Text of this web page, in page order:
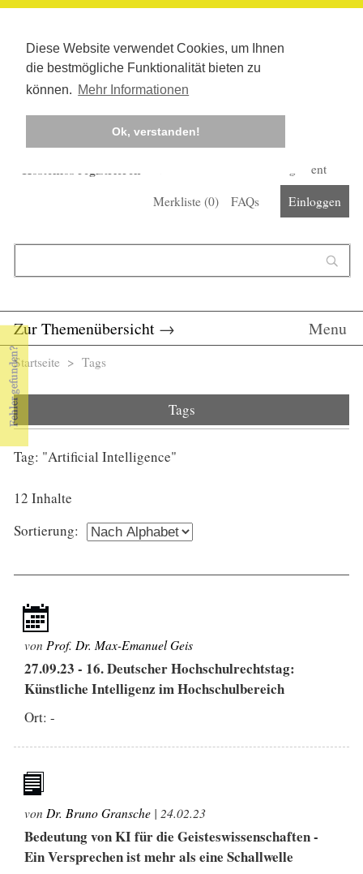
Diese Website verwendet Cookies, um Ihnen
die bestmögliche Funktionalität bieten zu
können. Mehr Informationen
Ok, verstanden!
Kostenlos registrieren
Corona-Management
Merkliste (0) FAQs Einloggen
Zur Themenübersicht → Menu
Sie sind hier
Startseite > Tags
Tags
Tag: "Artificial Intelligence"
12 Inhalte
Sortierung:
von Prof. Dr. Max-Emanuel Geis
27.09.23 - 16. Deutscher Hochschulrechtstag:
Künstliche Intelligenz im Hochschulbereich
Ort: -
von Dr. Bruno Gransche | 24.02.23
Bedeutung von KI für die Geisteswissenschaften -
Ein Versprechen ist mehr als eine Schallwelle